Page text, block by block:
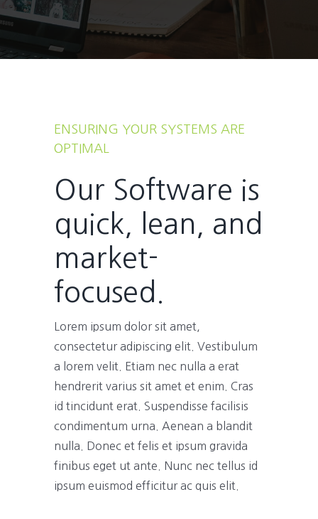
ENSURING YOUR SYSTEMS ARE
OPTIMAL
Our Software is
quick, lean, and
market-
focused.
Lorem ipsum dolor sit amet,
consectetur adipiscing elit. Vestibulum
a lorem velit. Etiam nec nulla a erat
hendrerit varius sit amet et enim. Cras
id tincidunt erat. Suspendisse facilisis
condimentum urna. Aenean a blandit
nulla. Donec et felis et ipsum gravida
finibus eget ut ante. Nunc nec tellus id
ipsum euismod efficitur ac quis elit.